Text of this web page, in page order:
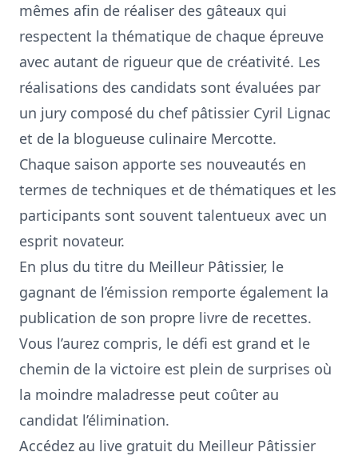
mêmes afin de réaliser des gâteaux qui
respectent la thématique de chaque épreuve
avec autant de rigueur que de créativité. Les
réalisations des candidats sont évaluées par
un jury composé du chef pâtissier Cyril Lignac
et de la blogueuse culinaire Mercotte.
Chaque saison apporte ses nouveautés en
termes de techniques et de thématiques et les
participants sont souvent talentueux avec un
esprit novateur.
En plus du titre du Meilleur Pâtissier, le
gagnant de l’émission remporte également la
publication de son propre livre de recettes.
Vous l’aurez compris, le défi est grand et le
chemin de la victoire est plein de surprises où
la moindre maladresse peut coûter au
candidat l’élimination.
Accédez au live gratuit du Meilleur Pâtissier